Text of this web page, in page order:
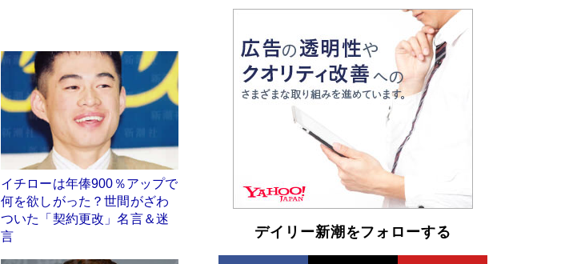
イチローは年俸900％アップで
何を欲しがった？世間がざわ
ついた「契約更改」名言＆迷
言
デイリー新潮をフォローする